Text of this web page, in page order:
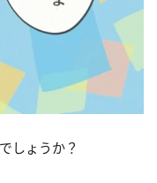
しょうか？